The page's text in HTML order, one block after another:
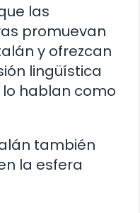
las
promuevan
y ofrezcan
lingüística
hablan como
también
la esfera